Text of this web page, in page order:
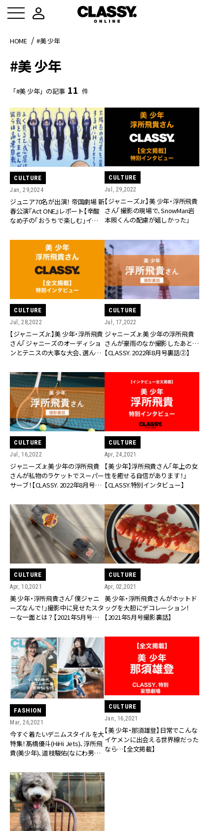
HOME #美 少年
#美 少年
「#美 少年」の記事 11 件
CULTURE
Jan, 29,2024
ジュニア70名が出演！ 帝国劇場 新
春公演『Act ONE』レポート【辛酸
なめ子の「おうちで楽しむ」イケメ
CULTURE
Jul, 29,2022
【ジャニーズJr.】美 少年・浮所飛貴
さん「撮影の現場で、SnowMan岩
本照くんの配慮が嬉しかった」
CULTURE
Jul, 28,2022
【ジャニーズJr.】美 少年・浮所飛貴
さん「ジャニーズのオーディショ
ンとテニスの大事な大会、選んだ
CULTURE
Jul, 17,2022
ジャニーズJr.美 少年の浮所飛貴
さんが豪雨のなか撮影したあと…
【CLASSY. 2022年8月号裏話②】
CULTURE
Jul, 16,2022
ジャニーズJr.美 少年の浮所飛貴
さんが私物のラケットでスーパー
サーブ！【CLASSY. 2022年8月号裏
CULTURE
Apr, 24,2021
【美 少年】浮所飛貴さん「年上の女
性を癒せる自信があります！」
【CLASSY.特別インタビュー】
CULTURE
Apr, 10,2021
美 少年・浮所飛貴さん「僕ジャニ
ーズなんで！」撮影中に見せたスタ
ーな一面とは？【2021年5月号撮
CULTURE
Apr, 02,2021
美 少年・浮所飛貴さんがホットド
ッグを大胆にデコレーション！
【2021年5月号撮影裏話】
FASHION
Mar, 26,2021
今すぐ着たいデニムスタイルを大
特集！髙橋優斗(HiHi Jets)、浮所飛
貴(美少年)、道枝駿佑(なにわ男子)
着回しDiaryで小人の少女に！？
【3/27(土)発売！CLASSY.5月号】
CULTURE
Jan, 16,2021
【美 少年・那須雄登】日常でこんな
イケメンに出会える世界線だった
なら…【全文掲載】